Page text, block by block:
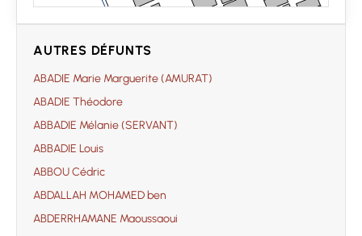
AUTRES DÉFUNTS
ABADIE Marie Marguerite (AMURAT)
ABADIE Théodore
ABBADIE Mélanie (SERVANT)
ABBADIE Louis
ABBOU Cédric
ABDALLAH MOHAMED ben
ABDERRHAMANE Maoussaoui